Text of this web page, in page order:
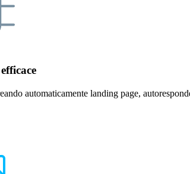
automaticamente landing page,